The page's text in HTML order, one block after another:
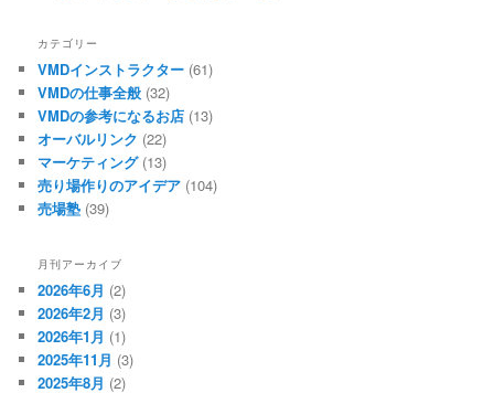
カテゴリー
VMDインストラクター (61)
VMDの仕事全般 (32)
VMDの参考になるお店 (13)
オーバルリンク (22)
マーケティング(13)
売り場作りのアイデア (104)
売場塾 (39)
月刊アーカイブ
2026年6月 (2)
2026年2月 (3)
2026年1月 (1)
2025年11月 (3)
2025年8月 (2)